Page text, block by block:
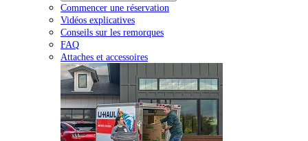
Commencer une réservation
Vidéos explicatives
Conseils sur les remorques
FAQ
Attaches et accessoires